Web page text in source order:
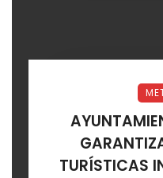
TURÍSTICAS